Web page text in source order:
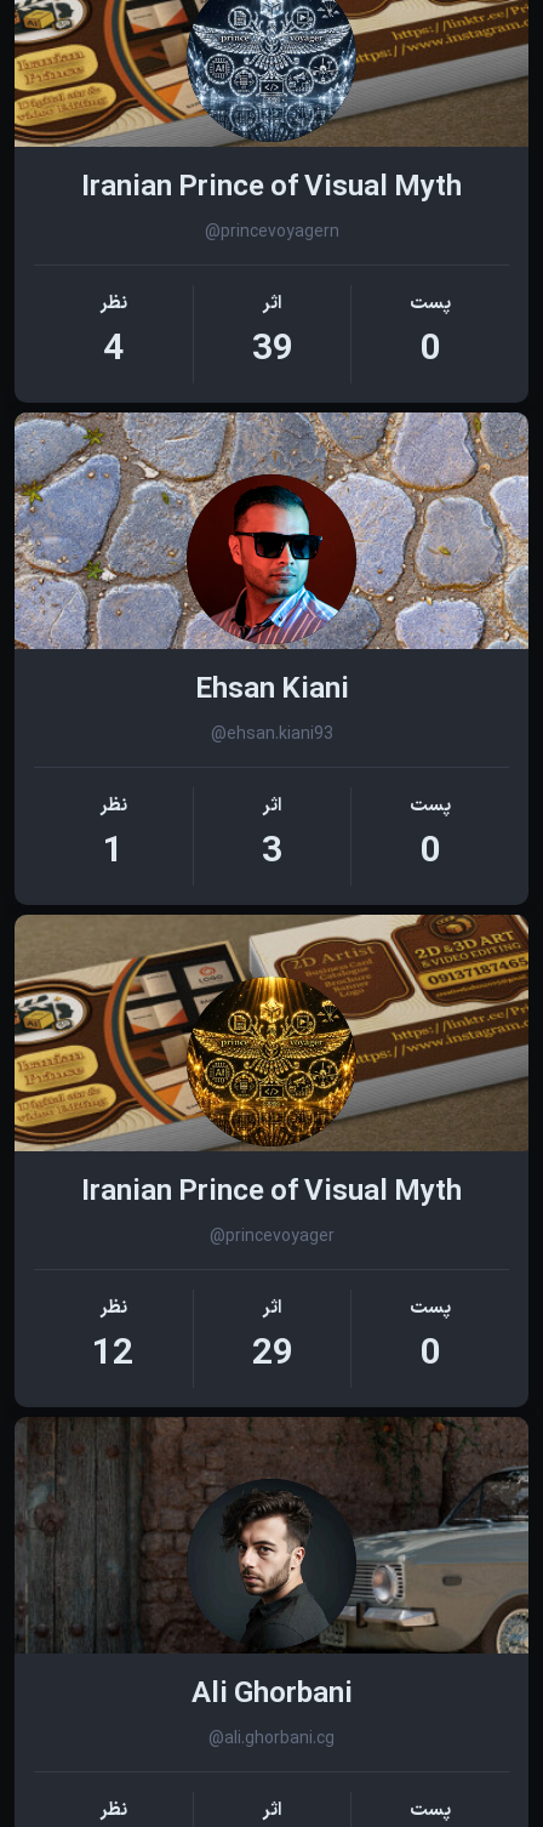
Iranian Prince of Visual Myth
@princevoyagern
پست
0
اثر
39
نظر
4
Ehsan Kiani
@ehsan.kiani93
پست
0
اثر
3
نظر
1
Iranian Prince of Visual Myth
@princevoyager
پست
0
اثر
29
نظر
12
Ali Ghorbani
@ali.ghorbani.cg
پست اثر نظر